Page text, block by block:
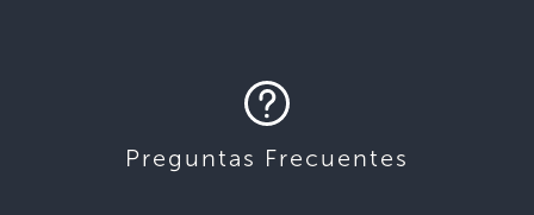
Preguntas Frecuentes